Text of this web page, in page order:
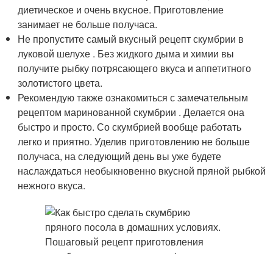
диетическое и очень вкусное. Приготовление
занимает не больше получаса.
Не пропустите самый вкусный рецепт скумбрии в
луковой шелухе . Без жидкого дыма и химии вы
получите рыбку потрясающего вкуса и аппетитного
золотистого цвета.
Рекомендую также ознакомиться с замечательным
рецептом маринованной скумбрии . Делается она
быстро и просто. Со скумбрией вообще работать
легко и приятно. Уделив приготовлению не больше
получаса, на следующий день вы уже будете
наслаждаться необыкновенно вкусной пряной рыбкой
нежного вкуса.